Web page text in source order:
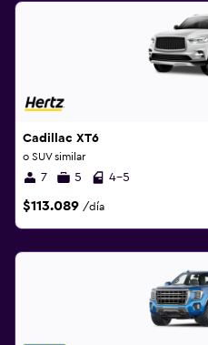
Cadillac XT6
o SUV similar
7 5 4-5
$113.089 /día